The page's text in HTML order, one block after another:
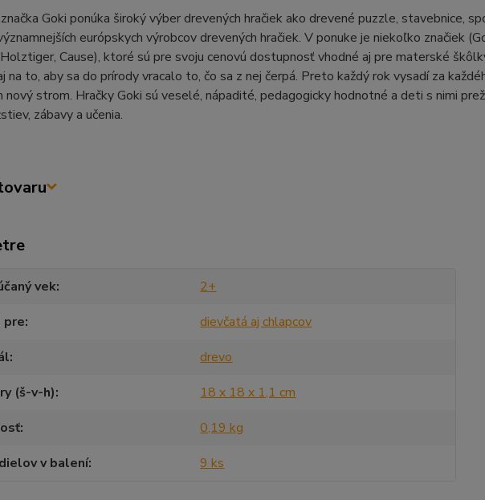
Goki ponúka široký výber drevených hračiek ako drevené puzzle, stavebnice,
európskych výrobcov drevených hračiek. V ponuke je niekoľko značiek
Cause), ktoré sú pre svoju cenovú dostupnosť vhodné aj pre materské
na to, aby sa do prírody vracalo to, čo sa z nej čerpá. Preto každý rok vysadí za
nový strom. Hračky Goki sú veselé, nápadité, pedagogicky hodnotné a deti s nimi
zábavy a učenia.
vek
2+
pre
dievčatá aj chlapcov
drevo
(š-v-h)
18 x 18 x 1,1 cm
0,19 kg
v balení
9 ks